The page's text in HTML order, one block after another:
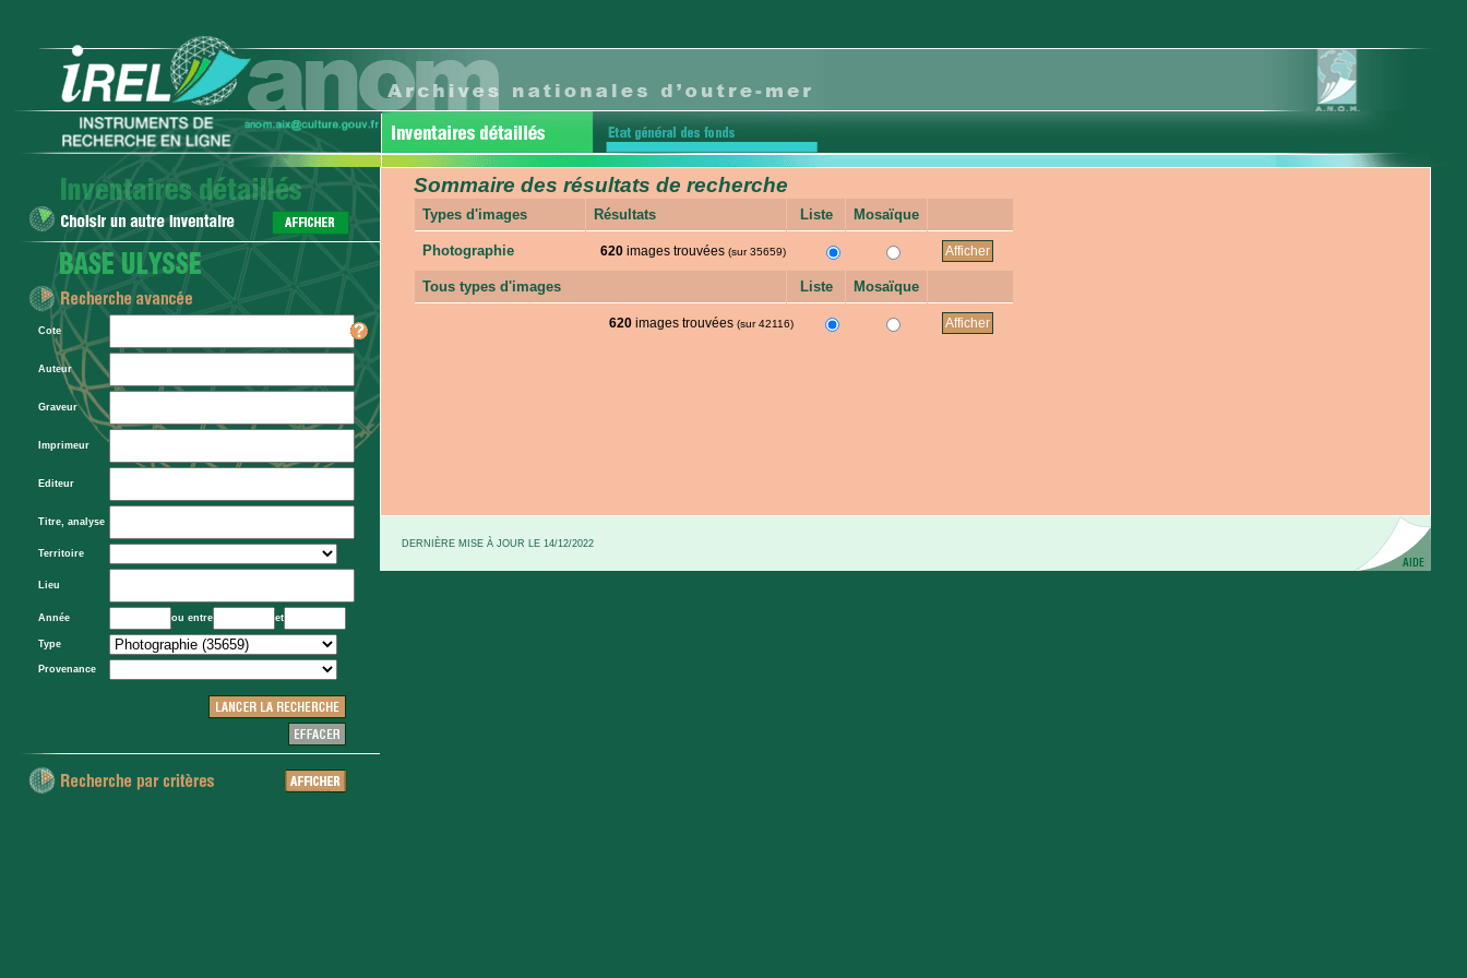
Cote
Auteur
Graveur
Imprimeur
Editeur
Titre, analyse
Territoire
Lieu
Année ou entre et
Type
Provenance
Sommaire des résultats de recherche
Types d'images Résultats Liste Mosaïque
Photographie 620 images trouvées (sur 35659)
Tous types d'images Liste Mosaïque
620 images trouvées (sur 42116)
DERNIÈRE MISE À JOUR LE 14/12/2022